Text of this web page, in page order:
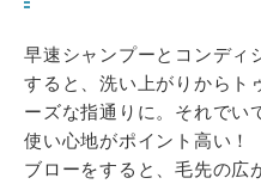
早速シャンプーとコンディ
すると、洗い上がりからト
ーズな指通りに。それでい
使い心地がポイント高い！
ブローをすると、毛先の広